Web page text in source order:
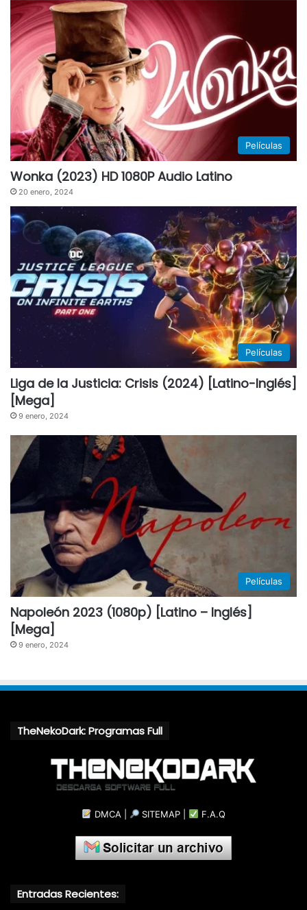
Películas
Wonka (2023) HD 1080P Audio Latino
20 enero, 2024
Películas
Liga de la Justicia: Crisis (2024) [Latino-Inglés]
[Mega]
9 enero, 2024
Películas
Napoleón 2023 (1080p) [Latino – Inglés]
[Mega]
9 enero, 2024
TheNekoDark: Programas Full
DMCA SITEMAP F.A.Q
Entradas Recientes: